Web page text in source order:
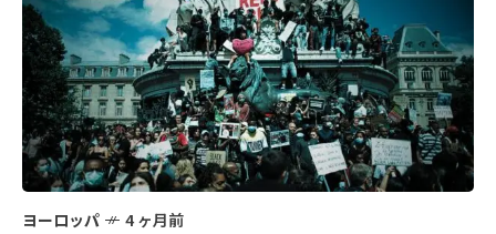
ヨーロッパ 4 ヶ月前